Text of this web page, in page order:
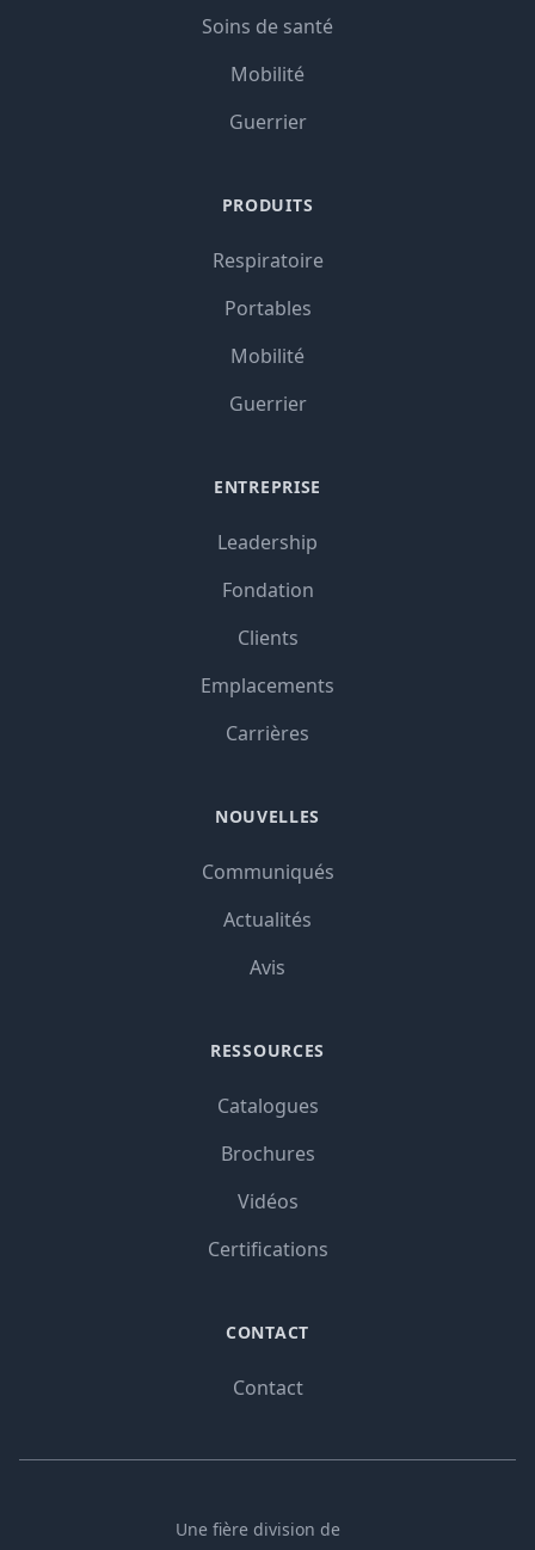
Soins de santé
Mobilité
Guerrier
PRODUITS
Respiratoire
Portables
Mobilité
Guerrier
ENTREPRISE
Leadership
Fondation
Clients
Emplacements
Carrières
NOUVELLES
Communiqués
Actualités
Avis
RESSOURCES
Catalogues
Brochures
Vidéos
Certifications
CONTACT
Contact
Une fière division de